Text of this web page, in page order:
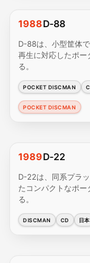
1988D-88
D-88は、小型筐体
再生に対応したポー
る。
POCKET DISCMAN
POCKET DISCMAN
1989D-22
D-22は、同系プラ
たコンパクトなポー
る。
DISCMAN CD 日本